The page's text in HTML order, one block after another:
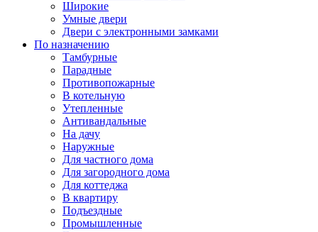
Широкие
Умные двери
Двери с электронными замками
По назначению
Тамбурные
Парадные
Противопожарные
В котельную
Утепленные
Антивандальные
На дачу
Наружные
Для частного дома
Для загородного дома
Для коттеджа
В квартиру
Подъездные
Промышленные